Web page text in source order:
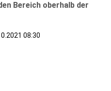
Bereich oberhalb der
08:30